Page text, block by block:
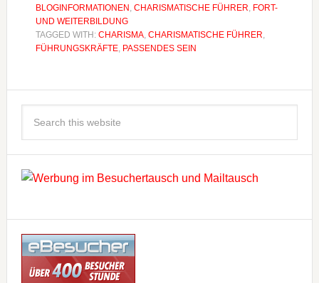
BLOGINFORMATIONEN CHARISMATISCHE FÜHRER FORT-
UND WEITERBILDUNG
TAGGED WITH: CHARISMA, CHARISMATISCHE FÜHRER
FÜHRUNGSKRÄFTE, PASSENDES SEIN